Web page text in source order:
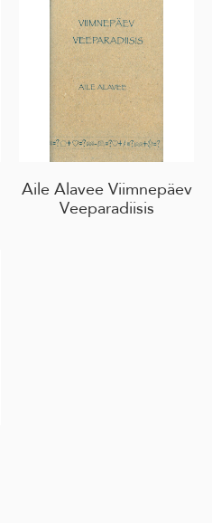
Aile Alavee Viimnepäev
Veeparadiisis